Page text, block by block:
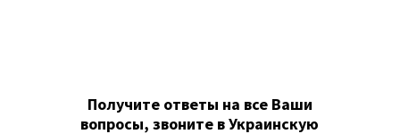
Получите ответы на все Ваши
вопросы, звоните в Украинскую